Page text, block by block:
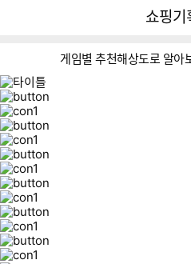
다나와
쇼핑기
게임별 추천해상도로 알아